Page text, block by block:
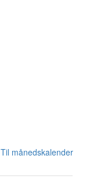
Til månedskalender